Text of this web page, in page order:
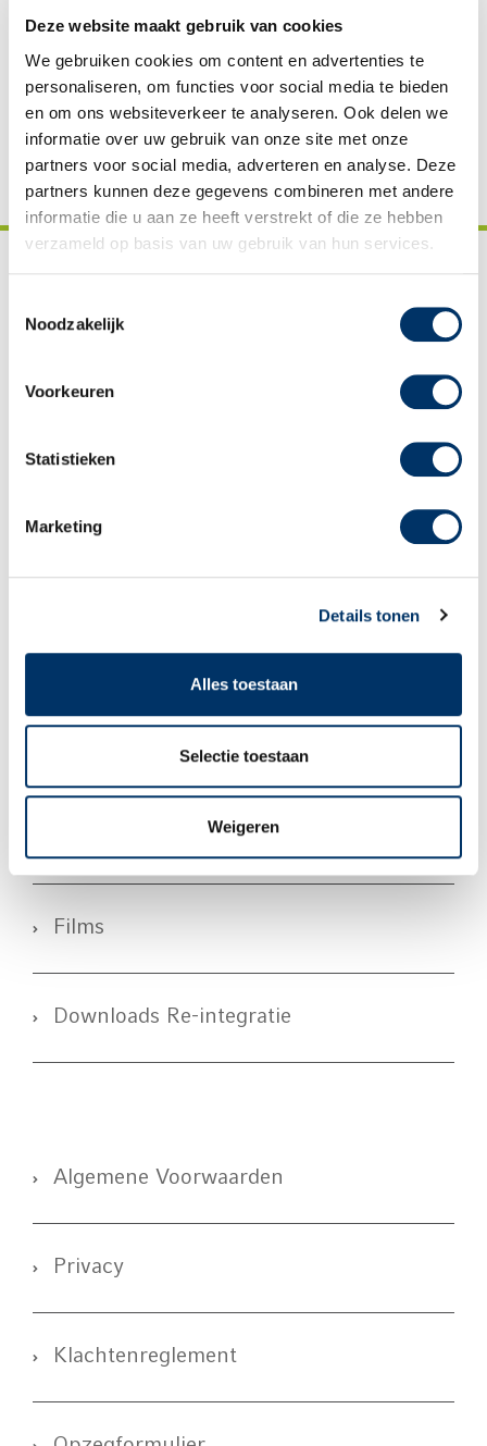
Deze website maakt gebruik van cookies
We gebruiken cookies om content en advertenties te
personaliseren, om functies voor social media te bieden
en om ons websiteverkeer te analyseren. Ook delen we
informatie over uw gebruik van onze site met onze
partners voor social media, adverteren en analyse. Deze
partners kunnen deze gegevens combineren met andere
informatie die u aan ze heeft verstrekt of die ze hebben
verzameld op basis van uw gebruik van hun services.
Noodzakelijk
Voorkeuren
Statistieken
Marketing
Details tonen
Alles toestaan
Selectie toestaan
Weigeren
Reviews
Downloads
Vacatures
Sagènn Educatie
Sagènn Re-integratie
Keurmerken Re-integratie
Films
Downloads Re-integratie
Algemene Voorwaarden
Privacy
Klachtenreglement